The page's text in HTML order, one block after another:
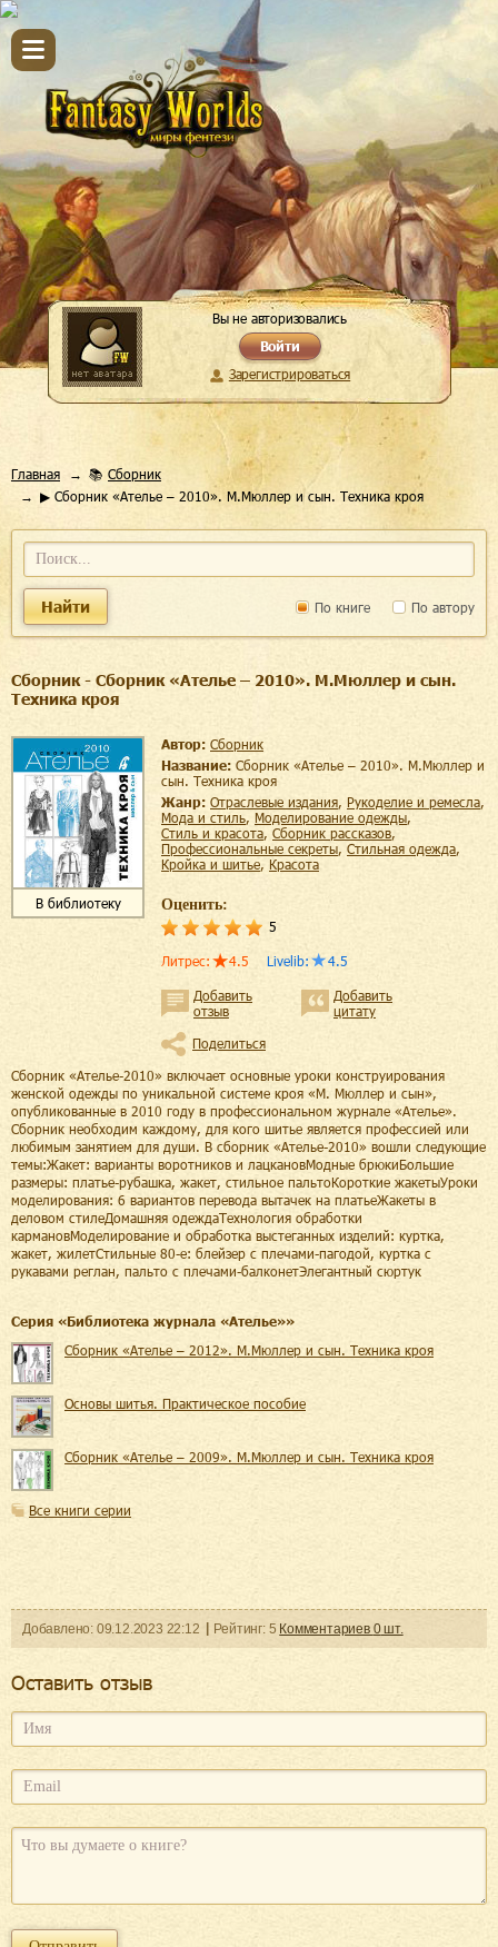
Вы не авторизовались
Войти
Зарегистрироваться
Главная 📚 Сборник
▶ Сборник «Ателье – 2010». М.Мюллер и сын. Техника кроя
По книге По автору
Найти
Сборник - Сборник «Ателье – 2010». М.Мюллер и сын.
Техника кроя
В библиотеку
Автор: Сборник
Название: Сборник «Ателье – 2010». М.Мюллер и
сын. Техника кроя
Жанр:
отраслевые издания, рукоделие и ремесла,
мода и стиль, моделирование одежды,
стиль и красота, сборник рассказов,
профессиональные секреты, стильная одежда,
кройка и шитье, красота
Оценить:
5
Литрес: 4.5 Livelib: 4.5
Добавить
отзыв
Добавить
цитату
Поделиться
Сборник «Ателье-2010» включает основные уроки конструирования
женской одежды по уникальной системе кроя «М. Мюллер и сын»,
опубликованные в 2010 году в профессиональном журнале «Ателье».
Сборник необходим каждому, для кого шитье является профессией или
любимым занятием для души. В сборник «Ателье-2010» вошли следующие
темы:Жакет: варианты воротников и лацкановМодные брюкиБольшие
размеры: платье-рубашка, жакет, стильное пальтоКороткие жакетыУроки
моделирования: 6 вариантов перевода вытачек на платьеЖакеты в
деловом стилеДомашняя одеждаТехнология обработки
кармановМоделирование и обработка выстеганных изделий: куртка,
жакет, жилетСтильные 80-е: блейзер с плечами-пагодой, куртка с
рукавами реглан, пальто с плечами-балконетЭлегантный сюртук
Cерия «Библиотека журнала «Ателье»»
Сборник «Ателье – 2012». М.Мюллер и сын. Техника кроя
Основы шитья. Практическое пособие
Сборник «Ателье – 2009». М.Мюллер и сын. Техника кроя
Все книги серии
Добавленo: 09.12.2023 22:12 Рейтинг: 5 Комментариев 0шт.
Оcтавить отзыв